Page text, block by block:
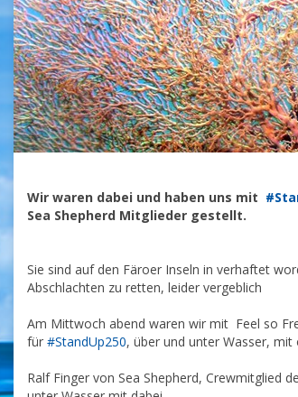
Wir waren dabei und haben uns mit
Sea Shepherd Mitglieder gestellt.
Sie sind auf den Färoer Inseln in verhaftet
Abschlachten zu retten, leider vergeblich
Am Mittwoch abend waren wir mit Feel so
für #StandUp250, über und unter Wasser,
Ralf Finger von Sea Shepherd, Crewmitglied